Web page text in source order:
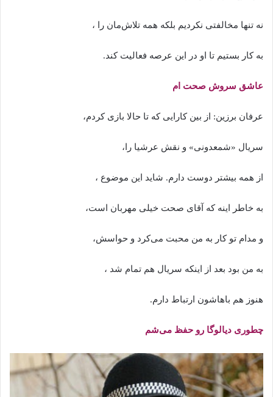
نه تنها مخالفتی نکردیم بلکه همه تلاش‌مان را ،
به کار بستیم تا او در این عرصه فعالیت کند.
عاشق سروش صحت ام
عرفان برزین: از بین کارایی که تا حالا بازی کردم،
سریال «شمعدونی» و نقش عرشیا را،
از همه بیشتر دوست دارم. شاید این موضوع ،
به خاطر اینه که آقای صحت خیلی مهربان است،
و مدام تو کار به من محبت می‌کرد و حواسش،
به من بود بعد از اینکه سریال هم تمام شد ،
هنوز هم باهاشون ارتباط دارم.
چطوری دیالوگا رو حفظ می‌شم